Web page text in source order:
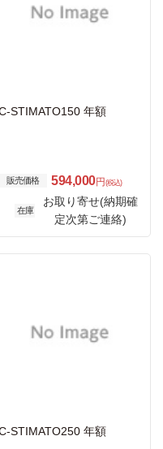
STIMATO150 年額
販売価格 594,000円 (税込)
在庫
お取り寄せ(納期確
定次第ご連絡)
STIMATO250 年額